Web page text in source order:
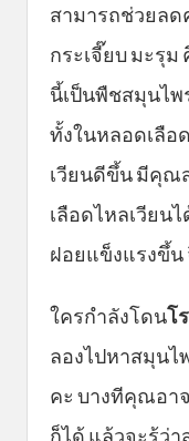
สามารถช่วยลด
กระเจี๊ยบ มะรุม
นี้เป็นพืชสมุนไพ
ทั้งในหลอดเลือ
เวียนดีขึ้น มีคุณ
เลือดไหลเวียน
ฝอยแข็งแรงขึ้
ใครกำลังโดนโ
ลองไปหาสมุนไ
คะ บางทีคุณอา
ก็ได้ แล้วจะรู้ว่